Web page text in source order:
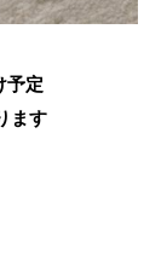
予定
ます